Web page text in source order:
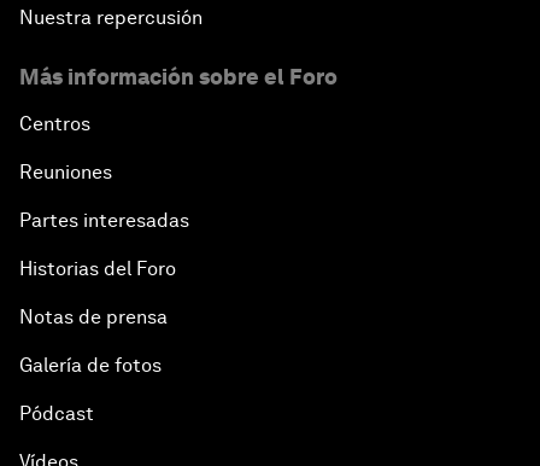
Nuestra repercusión
Más información sobre el Foro
Centros
Reuniones
Partes interesadas
Historias del Foro
Notas de prensa
Galería de fotos
Pódcast